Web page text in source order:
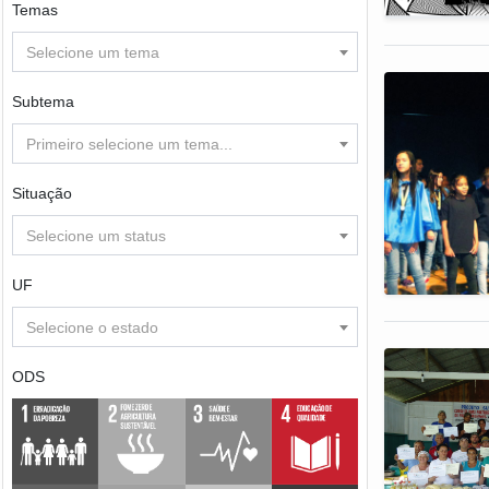
Temas
Selecione um tema
Subtema
Primeiro selecione um tema...
Situação
Selecione um status
UF
Selecione o estado
ODS